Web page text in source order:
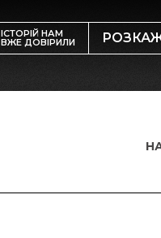
ІСТОРІЙ НАМ
ВЖЕ ДОВІРИЛИ